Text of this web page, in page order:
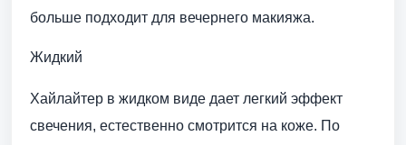
больше подходит для вечернего макияжа.
Жидкий
Хайлайтер в жидком виде дает легкий эффект
свечения, естественно смотрится на коже. По